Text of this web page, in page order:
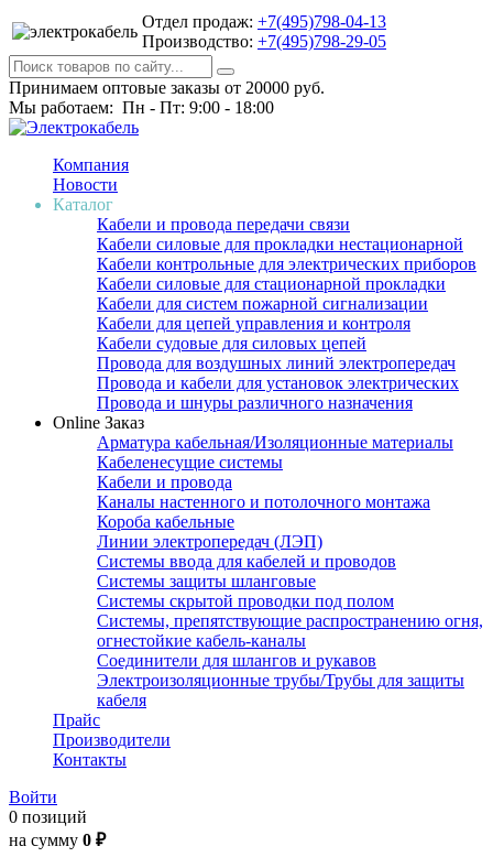
Отдел продаж: +7(495)798-04-13
Производство: +7(495)798-29-05
Принимаем оптовые заказы от 20000 руб.
Мы работаем: Пн - Пт: 9:00 - 18:00
Компания
Новости
Каталог
Кабели и провода передачи связи
Кабели силовые для прокладки нестационарной
Кабели контрольные для электрических приборов
Кабели силовые для стационарной прокладки
Кабели для систем пожарной сигнализации
Кабели для цепей управления и контроля
Кабели судовые для силовых цепей
Провода для воздушных линий электропередач
Провода и кабели для установок электрических
Провода и шнуры различного назначения
Online Заказ
Арматура кабельная/Изоляционные материалы
Кабеленесущие системы
Кабели и провода
Каналы настенного и потолочного монтажа
Короба кабельные
Линии электропередач (ЛЭП)
Системы ввода для кабелей и проводов
Системы защиты шланговые
Системы скрытой проводки под полом
Системы, препятствующие распространению огня,
огнестойкие кабель-каналы
Соединители для шлангов и рукавов
Электроизоляционные трубы/Трубы для защиты
кабеля
Прайс
Производители
Контакты
Войти
0 позиций
на сумму 0 ₽